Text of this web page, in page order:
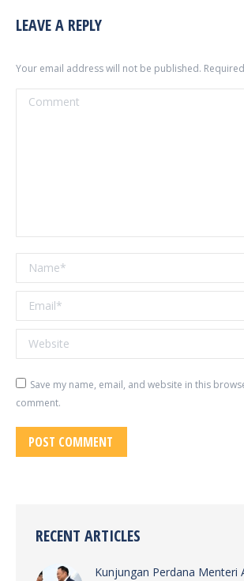
LEAVE A REPLY
Your email address will not be published.
Comment
Name *
Email *
Website
Save my name, email, and website in this
comment.
POST COMMENT
RECENT ARTICLES
Kunjungan Perdana Menteri